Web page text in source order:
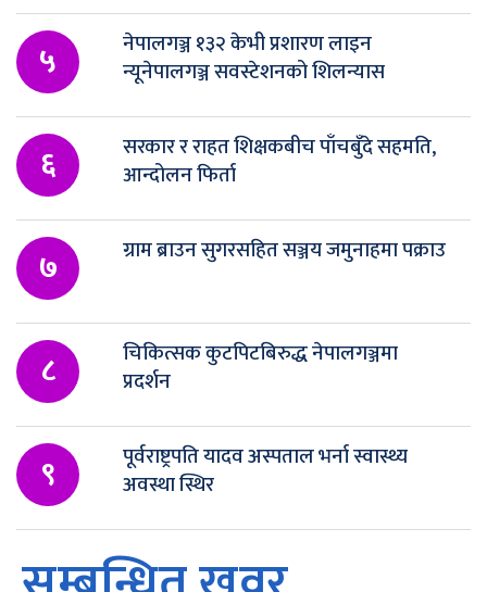
५
नेपालगञ्ज १३२ केभी प्रशारण लाइन
न्यूनेपालगञ्ज सवस्टेशनको शिलन्यास
६
सरकार र राहत शिक्षकबीच पाँचबुँदे सहमति,
आन्दोलन फिर्ता
७ ग्राम ब्राउन सुगरसहित सञ्जय जमुनाहमा पक्राउ
८
चिकित्सक कुटपिटबिरुद्ध नेपालगञ्जमा
प्रदर्शन
९
पूर्वराष्ट्रपति यादव अस्पताल भर्ना स्वास्थ्य
अवस्था स्थिर